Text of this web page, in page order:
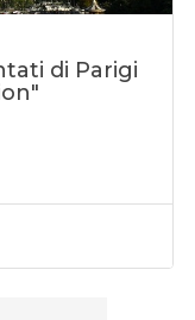
di Parigi